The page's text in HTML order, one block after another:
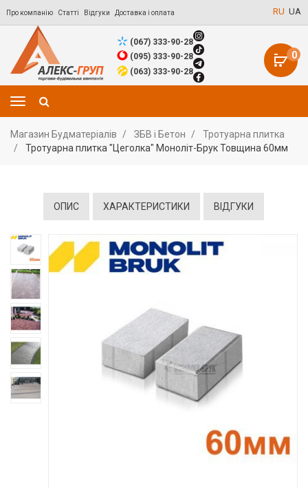
Про компанію Статті Відгуки Доставка і оплата RU UA
0
(067) 333-90-28
(095) 333-90-28
(063) 333-90-28
Магазин Будматеріалів ЗБВ і Бетон
Тротуарна плитка
Тротуарна плитка "Цеголка" Моноліт-Брук Товщина 60мм
ОПИС ХАРАКТЕРИСТИКИ ВІДГУКИ